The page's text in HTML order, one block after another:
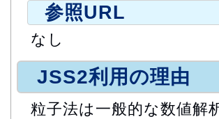
参照URL
なし
JSS2利用の理由
粒子法は一般的な数値解